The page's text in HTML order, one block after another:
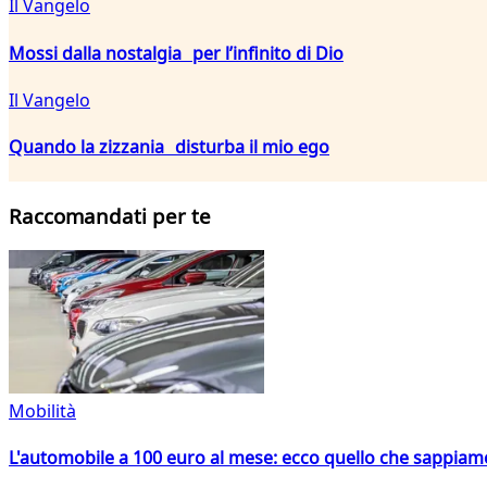
Il Vangelo
Mossi dalla nostalgia per l’infinito di Dio
Il Vangelo
Quando la zizzania disturba il mio ego
Raccomandati per te
Mobilità
L'automobile a 100 euro al mese: ecco quello che